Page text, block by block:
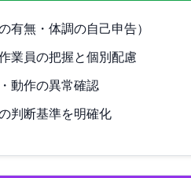
有無・体調の自己申告）
業員の把握と個別配慮
動作の異常確認
判断基準を明確化